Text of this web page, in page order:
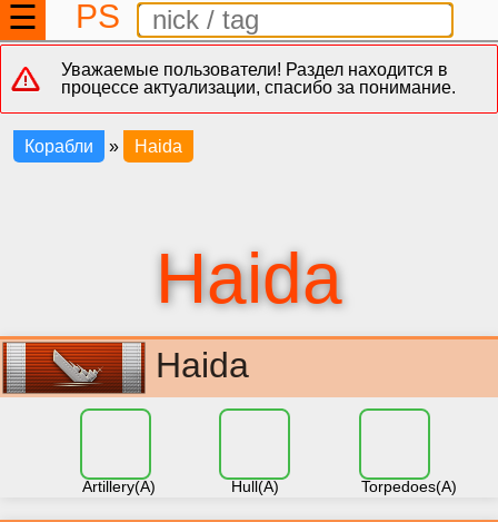
☰ PS
Уважаемые пользователи! Раздел находится в
процессе актуализации, спасибо за понимание.
Корабли » Haida
Haida
Haida
Artillery(A) Hull(A) Torpedoes(A)